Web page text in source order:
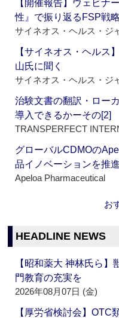
【開催報告】ウェビナ
性』で振り返るFSP戦略
サイネオス・ヘルス・ジ
【サイネオス・ヘル
山氏に聞く
サイネオス・ヘルス・ジ
治験文書の翻訳・ロー
導入できるかーその[2]
TRANSPERFECT
グローバルCDMOの
品イノベーションを推進
Apeloa Pharmaceutical
お
HEADLINE NEWS
【昭和薬大 神林氏ら
門教育の充実を
2026年08月07日 (金)
【厚労省検討会】OTC